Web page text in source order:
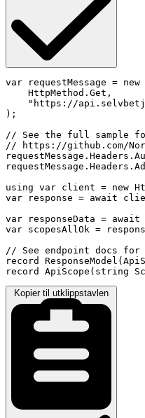
var requestMessage = new
    HttpMethod.Get,
"https://
);
// See the full sample
// https://github.com/
using var client = new
var response = await
var responseData = await
var scopesAllOk =
// See endpoint docs
record
record ApiScope(string
Kopier til utklippstavlen